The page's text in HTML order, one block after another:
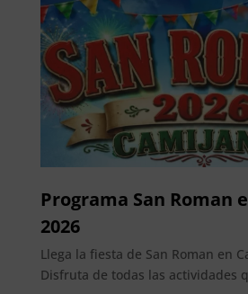
Programa San Roman
2026
Llega la fiesta de San Roman en
Disfruta de todas las actividades